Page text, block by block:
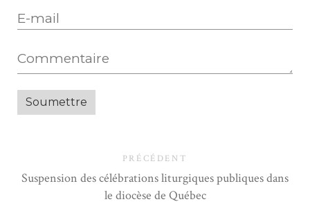
PRÉCÉDENT
Suspension des célébrations liturgiques publiques dans
le diocèse de Québec